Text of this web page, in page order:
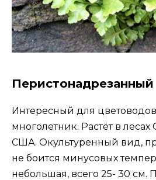
Перистонадрезанный
Интересный для
многолетник. Растёт в
США. Окультуренный вид,
не боится минусовых
небольшая, всего 25- 30 см.